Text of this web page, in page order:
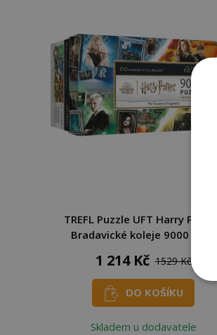
TREFL Puzzle UFT Harry Potter:
Bradavické koleje 9000 dílků
1 214 Kč 1529 Kč
DO KOŠÍKU
Skladem u dodavatele